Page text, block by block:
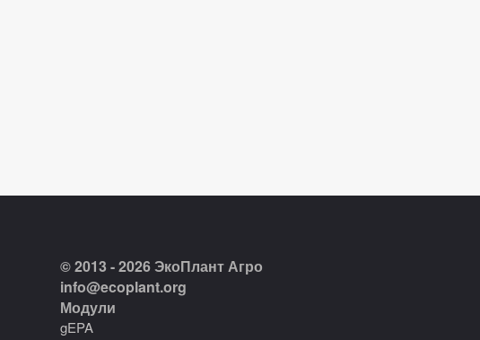
© 2013 - 2026 ЭкоПлант Агро
info@ecoplant.org
Модули
gEPA